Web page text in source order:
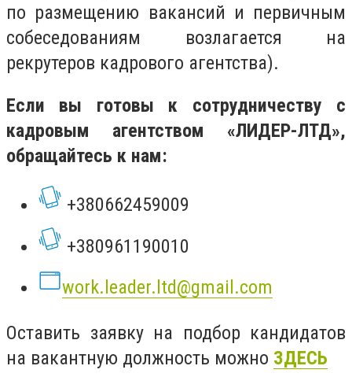
по размещению вакансий и первичным
собеседованиям возлагается на
рекрутеров кадрового агентства).
Если вы готовы к сотрудничеству с
кадровым агентством «ЛИДЕР-ЛТД»,
обращайтесь к нам:
+380662459009
+380961190010
work.leader.ltd@gmail.com
Оставить заявку на подбор кандидатов
на вакантную должность можно ЗДЕСЬ